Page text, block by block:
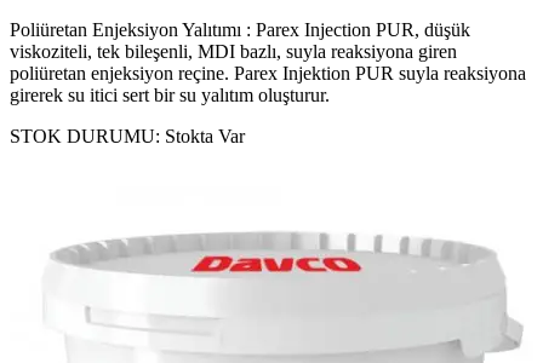
Poliüretan Enjeksiyon Yalıtımı : Parex Injection PUR, düşük
viskoziteli, tek bileşenli, MDI bazlı, suyla reaksiyona giren
poliüretan enjeksiyon reçine. Parex Injektion PUR suyla reaksiyona
girerek su itici sert bir su yalıtım oluşturur.
STOK DURUMU: Stokta Var